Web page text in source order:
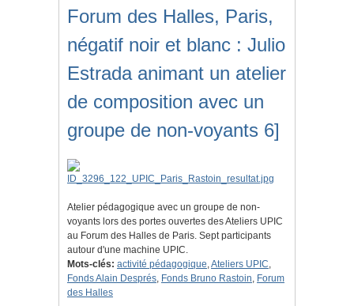
Forum des Halles, Paris,
négatif noir et blanc : Julio
Estrada animant un atelier
de composition avec un
groupe de non-voyants 6]
Atelier pédagogique avec un groupe de non-
voyants lors des portes ouvertes des Ateliers UPIC
au Forum des Halles de Paris. Sept participants
autour d'une machine UPIC.
Mots-clés: activité pédagogique,Ateliers UPIC,
Fonds Alain Després, Fonds Bruno Rastoin, Forum
des Halles